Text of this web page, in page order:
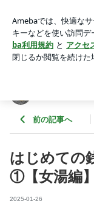
銭湯「元湯温泉」
アプリをダウンロ
ょう。
前の記事へ
はじめての
①【女湯編】
2025-01-26